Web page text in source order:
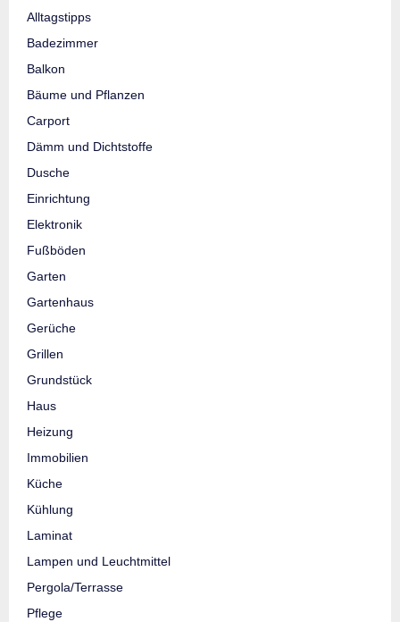
Alltagstipps
Badezimmer
Balkon
Bäume und Pflanzen
Carport
Dämm und Dichtstoffe
Dusche
Einrichtung
Elektronik
Fußböden
Garten
Gartenhaus
Gerüche
Grillen
Grundstück
Haus
Heizung
Immobilien
Küche
Kühlung
Laminat
Lampen und Leuchtmittel
Pergola/Terrasse
Pflege